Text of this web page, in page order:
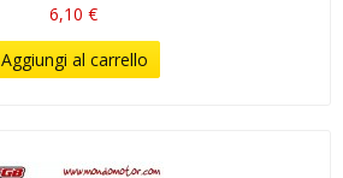
6,10 €
Aggiungi al carrello